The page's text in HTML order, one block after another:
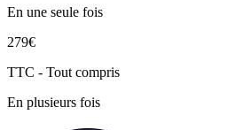
En une seule fois
279€
TTC - Tout compris
En plusieurs fois